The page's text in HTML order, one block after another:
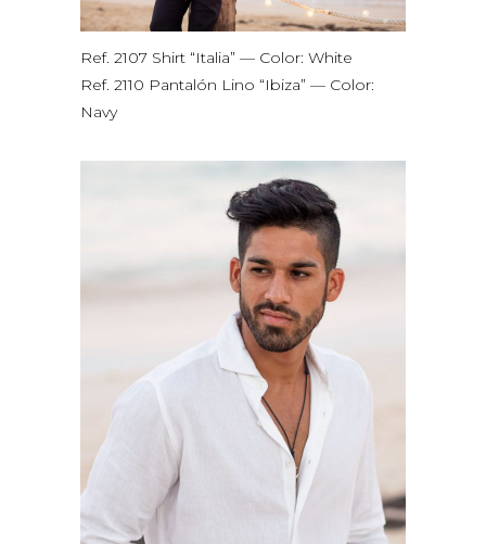
Ref. 2107 Shirt “Italia” — Color: White
Ref. 2110 Pantalón Lino “Ibiza” — Color:
Navy